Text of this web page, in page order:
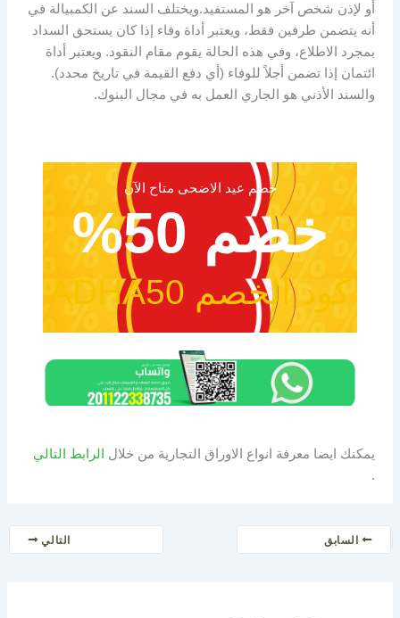
أو لإذن شخص آخر هو المستفيد.ويختلف السند عن الكمبيالة في
أنه يتضمن طرفين فقط، ويعتبر أداة وفاء إذا كان يستحق السداد
بمجرد الاطلاع، وفي هذه الحالة يقوم مقام النقود. ويعتبر أداة
ائتمان إذا تضمن أجلاً للوفاء (أي دفع القيمة في تاريخ محدد).
والسند الأذني هو الجاري العمل به في مجال البنوك.
خصم عيد الاضحى متاح الآن
خصم 50%
كود الخصم ADHA50
يمكنك ايضا معرفة انواع الاوراق التجارية من خلال
الرابط التالي
.
السابق التالي